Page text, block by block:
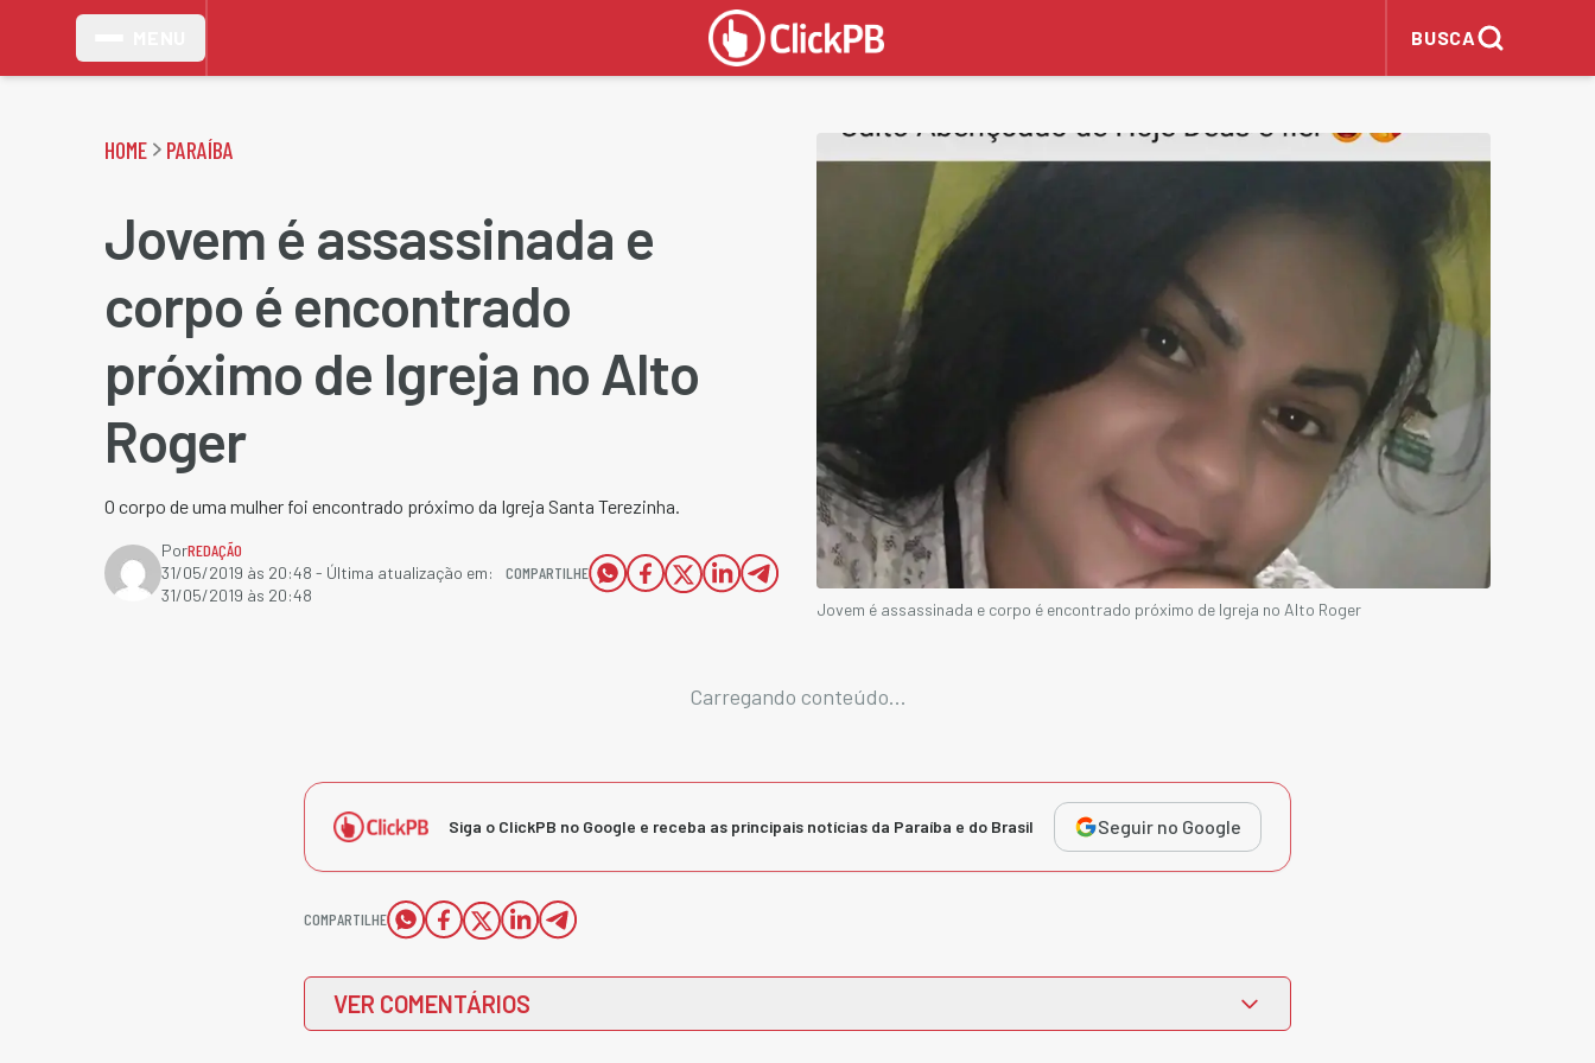
BUSCA
HOME PARAÍBA
Jovem é assassinada e
corpo é encontrado
próximo de Igreja no Alto
Roger
O corpo de uma mulher foi encontrado próximo da Igreja Santa Terezinha.
PorREDAÇÃO
31/05/2019 às 20:48 - Última atualização em:
31/05/2019 às 20:48
COMPARTILHE
Jovem é assassinada e corpo é encontrado próximo de Igreja no Alto Roger
Carregando conteúdo...
Siga o ClickPB no Google e receba as principais notícias da Paraíba e do Brasil Seguir no Google
COMPARTILHE
VER COMENTÁRIOS